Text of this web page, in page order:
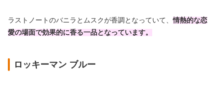
ラストノートのバニラとムスクが香調となっていて、情熱的な恋
愛の場面で効果的に香る一品となっています。
ロッキーマン ブルー